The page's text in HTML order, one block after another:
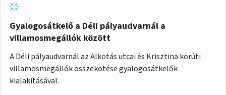
Gyalogosátkelő a Déli pályaudvarnál a
villamosmegállók között
A Déli pályaudvarnál az Alkotás utcai és Krisztina körúti
villamosmegállók összekötése gyalogosátkelők
kialakításával.